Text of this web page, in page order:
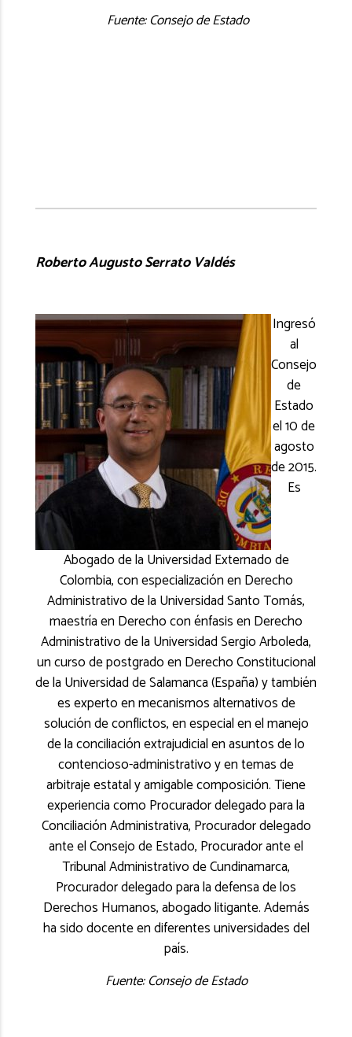
Fuente: Consejo de Estado
Roberto Augusto Serrato Valdés
Ingresó
al
Consejo
de
Estado
el 10 de
agosto
de 2015.
Es
Abogado de la Universidad Externado de
Colombia, con especialización en Derecho
Administrativo de la Universidad Santo Tomás,
maestría en Derecho con énfasis en Derecho
Administrativo de la Universidad Sergio Arboleda,
un curso de postgrado en Derecho Constitucional
de la Universidad de Salamanca (España) y también
es experto en mecanismos alternativos de
solución de conflictos, en especial en el manejo
de la conciliación extrajudicial en asuntos de lo
contencioso-administrativo y en temas de
arbitraje estatal y amigable composición. Tiene
experiencia como Procurador delegado para la
Conciliación Administrativa, Procurador delegado
ante el Consejo de Estado, Procurador ante el
Tribunal Administrativo de Cundinamarca,
Procurador delegado para la defensa de los
Derechos Humanos, abogado litigante. Además
ha sido docente en diferentes universidades del
país.
Fuente: Consejo de Estado